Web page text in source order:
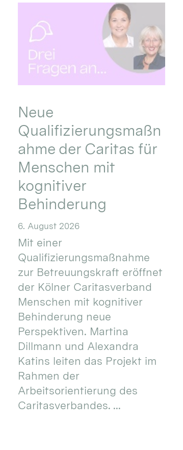
Neue
Qualifizierungsmaßn
ahme der Caritas für
Menschen mit
kognitiver
Behinderung
6. August 2026
Mit einer
Qualifizierungsmaßnahme
zur Betreuungskraft eröffnet
der Kölner Caritasverband
Menschen mit kognitiver
Behinderung neue
Perspektiven. Martina
Dillmann und Alexandra
Katins leiten das Projekt im
Rahmen der
Arbeitsorientierung des
Caritasverbandes. ...